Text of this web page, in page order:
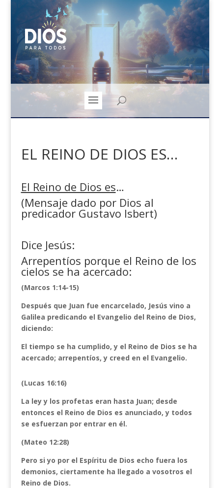
EL REINO DE DIOS ES…
El Reino de Dios es…
(Mensaje dado por Dios al
predicador Gustavo Isbert)
Dice Jesús:
Arrepentíos porque el Reino de los
cielos se ha acercado:
(Marcos 1:14-15)
Después que Juan fue encarcelado, Jesús vino a
Galilea predicando el Evangelio del Reino de Dios,
diciendo:
El tiempo se ha cumplido, y el Reino de Dios se ha
acercado; arrepentíos, y creed en el Evangelio.
(Lucas 16:16)
La ley y los profetas eran hasta Juan; desde
entonces el Reino de Dios es anunciado, y todos
se esfuerzan por entrar en él.
(Mateo 12:28)
Pero si yo porel Espíritu de Dios echo fuera los
demonios, ciertamente ha llegado a vosotros el
Reino de Dios.